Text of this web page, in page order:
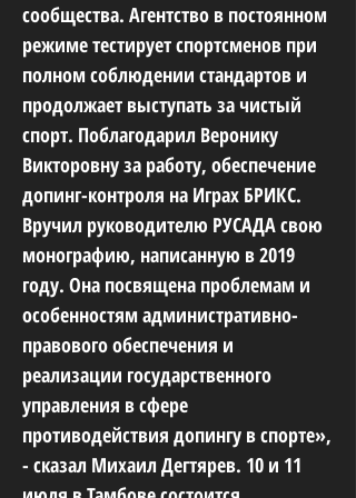
сообщества. Агентство в постоянном
режиме тестирует спортсменов при
полном соблюдении стандартов и
продолжает выступать за чистый
спорт. Поблагодарил Веронику
Викторовну за работу, обеспечение
допинг-контроля на Играх БРИКС.
Вручил руководителю РУСАДА свою
монографию, написанную в 2019
году. Она посвящена проблемам и
особенностям административно-
правового обеспечения и
реализации государственного
управления в сфере
противодействия допингу в спорте»,
- сказал Михаил Дегтярев. 10 и 11